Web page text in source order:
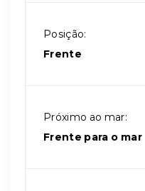
Posição:
Frente
Próximo ao mar:
Frente para o mar